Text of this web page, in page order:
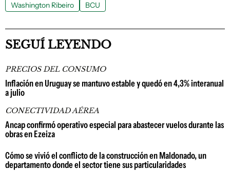
Washington Ribeiro BCU
SEGUÍ LEYENDO
PRECIOS DEL CONSUMO
Inflación en Uruguay se mantuvo estable y quedó en 4,3% interanual
a julio
CONECTIVIDAD AÉREA
Ancap confirmó operativo especial para abastecer vuelos durante las
obras en Ezeiza
Cómo se vivió el conflicto de la construcción en Maldonado, un
departamento donde el sector tiene sus particularidades